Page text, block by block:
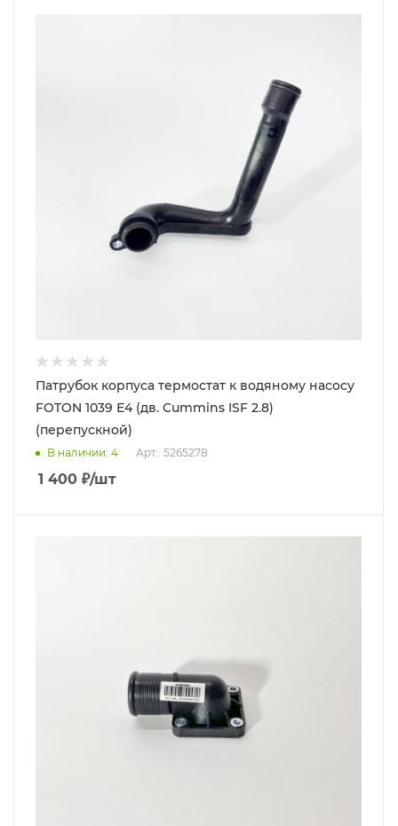
Патрубок корпуса термостат к водяному насосу
FOTON 1039 Е4 (дв. Cummins ISF 2.8)
(перепускной)
В наличии: 4 Арт.: 5265278
1 400 ₽/шт